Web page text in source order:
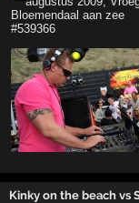
Kinky on the beach vs